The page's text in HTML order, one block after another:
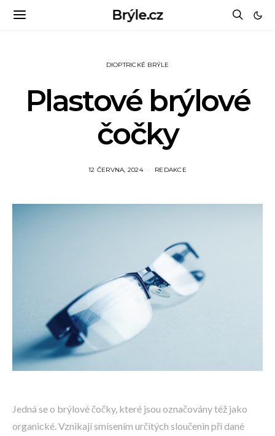
Brýle.cz
DIOPTRICKÉ BRÝLE
Plastové brýlové
čočky
12 ČERVNA, 2024 REDAKCE
Jedná se o brýlové čočky, které jsou označovány též jako
organické. Vznikají smísením určitých sloučenin při dané